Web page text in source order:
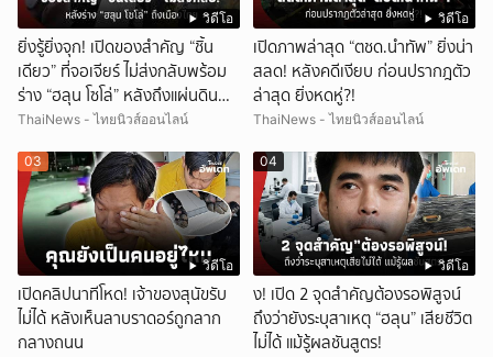
วิดีโอ
ยิ่งรู้ยิ่งจุก! เปิดของสำคัญ “ชิ้น
เดียว” ที่จอเจียร์ ไม่ส่งกลับพร้อม
ร่าง “ฮลุน โซโล่” หลังถึงแผ่นดิน
ไทย!
ThaiNews - ไทยนิวส์ออนไลน์
วิดีโอ
เปิดภาพล่าสุด “ตชด.นำทัพ” ยิ่งน่า
สลด! หลังคดีเงียบ ก่อนปรากฎตัว
ล่าสุด ยิ่งหดหู่?!
ThaiNews - ไทยนิวส์ออนไลน์
วิดีโอ
03
เปิดคลิปนาทีโหด! เจ้าของสุนัขรับ
ไม่ได้ หลังเห็นลาบราดอร์ถูกลาก
กลางถนน
วิดีโอ
04
ึ้ง! เปิด 2 จุดสำคัญต้องรอพิสูจน์
ถึงว่ายังระบุสาเหตุ “ฮลุน” เสียชีวิต
ไม่ได้ แม้รู้ผลชันสูตร!